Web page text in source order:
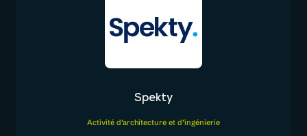
Spekty
Activité d’architecture et d’ingénierie